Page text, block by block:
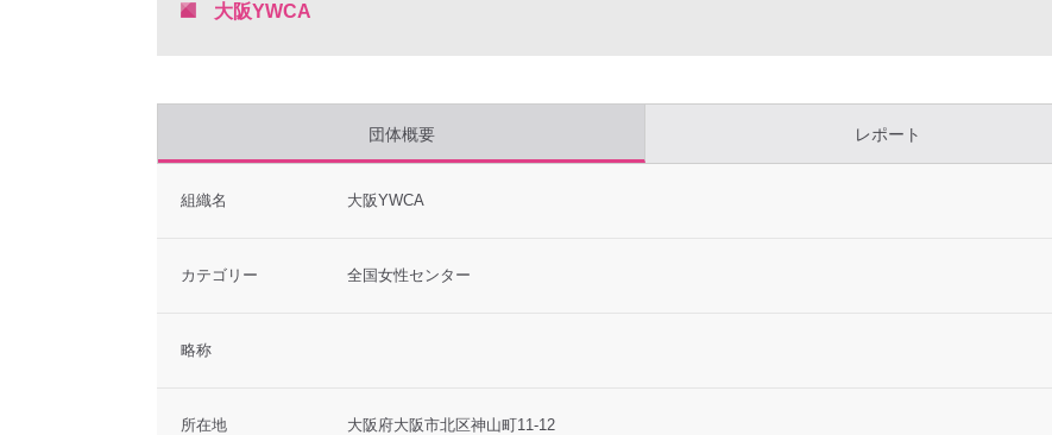
大阪YWCA
団体概要 レポート
組織名 大阪YWCA
カテゴリー 全国女性センター
略称
所在地
大阪府大阪市北区神山町11-12